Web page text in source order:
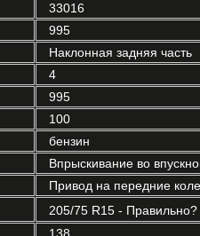
33016
995
Наклонная задняя часть
4
995
100
бензин
Впрыскивание во
Привод на передние
205/75 R15 - Правильно?